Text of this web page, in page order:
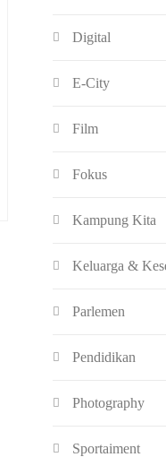
Digital
E-City
Film
Fokus
Kampung Kita
Keluarga &
Parlemen
Pendidikan
Photography
Sportaiment